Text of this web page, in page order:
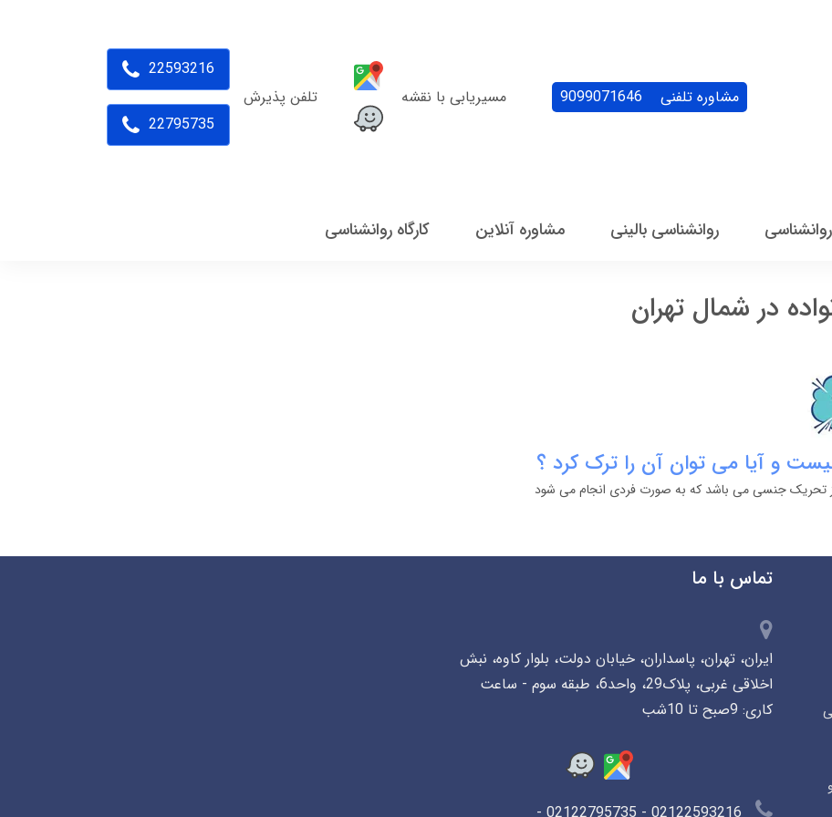
مشاوره تلفنی 9099071646 مسیریابی با نقشه تلفن پذیرش
22593216
22795735
روانشناسی بالینی مشاوره آنلاین کارگاه روانشناسی
در شمال تهران
و آیا می توان آن را ترک کرد ؟
تحریک جنسی می باشد که به صورت فردی انجام می شود
تماس با ما
ایران، تهران، پاسداران، خیابان دولت، بلوار کاوه، نبش
اخلاقی غربی، پلاک29، واحد6، طبقه سوم - ساعت
کاری: 9صبح تا 10شب